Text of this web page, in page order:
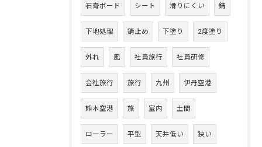
石膏ボード シート 滑りにくい 錆
下地処理 錆止め 下塗り 2度塗り
外れ 風 社員旅行 社員研修
会社旅行 旅行 九州 伊丹空港
熊本空港 旅 室内 土間
ローラー 平型 天井低い 狭い